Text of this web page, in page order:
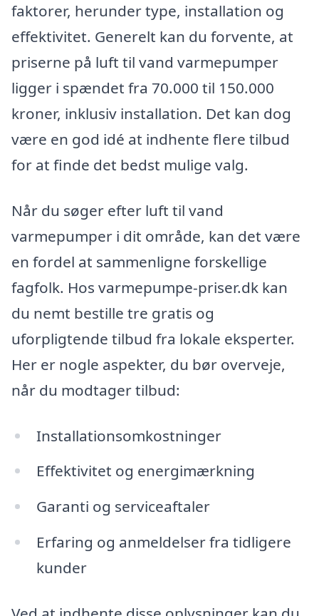
faktorer, herunder type, installation og
effektivitet. Generelt kan du forvente, at
priserne på luft til vand varmepumper
ligger i spændet fra 70.000 til 150.000
kroner, inklusiv installation. Det kan dog
være en god idé at indhente flere tilbud
for at finde det bedst mulige valg.
Når du søger efter luft til vand
varmepumper i dit område, kan det være
en fordel at sammenligne forskellige
fagfolk. Hos varmepumpe-priser.dk kan
du nemt bestille tre gratis og
uforpligtende tilbud fra lokale eksperter.
Her er nogle aspekter, du bør overveje,
når du modtager tilbud:
Installationsomkostninger
Effektivitet og energimærkning
Garanti og serviceaftaler
Erfaring og anmeldelser fra tidligere
kunder